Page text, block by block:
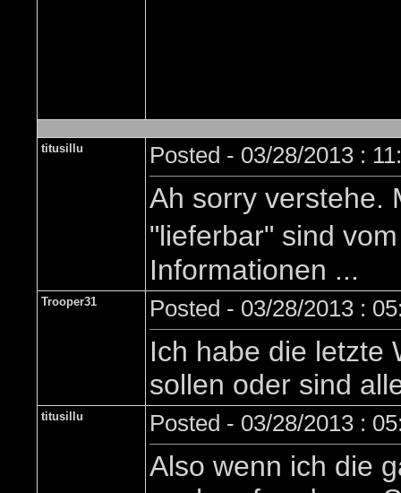
titusillu Posted - 03/28/2013 :
Ah sorry verstehe.
"lieferbar" sind
Informationen ...
Trooper31 Posted - 03/28/2013 :
Ich habe die letzte
sollen oder sind
titusillu Posted - 03/28/2013 :
Also wenn ich die